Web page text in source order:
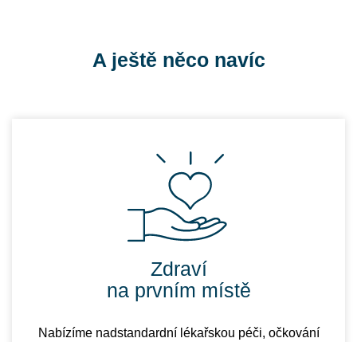
A ještě něco navíc
Zdraví
na prvním místě
Nabízíme nadstandardní lékařskou péči, očkování